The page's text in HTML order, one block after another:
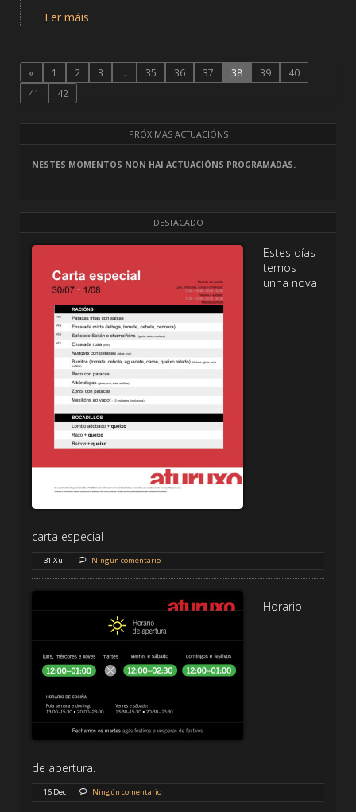
Ler máis
« 1 2 3 … 35 36 37 38 39
40
41
42
PRÓXIMAS ACTUACIÓNS
NESTES MOMENTOS NON HAI ACTUACIÓNS PROGRAMADAS.
DESTACADO
Estes días
temos
unha nova
carta especial
31 Xul Ningún comentario
Horario
de apertura.
16 Dec Ningún comentario